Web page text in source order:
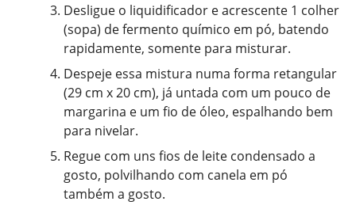
Desligue o liquidificador e acrescente 1 colher
(sopa) de fermento químico em pó, batendo
rapidamente, somente para misturar.
Despeje essa mistura numa forma retangular
(29 cm x 20 cm), já untada com um pouco de
margarina e um fio de óleo, espalhando bem
para nivelar.
Regue com uns fios de leite condensado a
gosto, polvilhando com canela em pó
também a gosto.